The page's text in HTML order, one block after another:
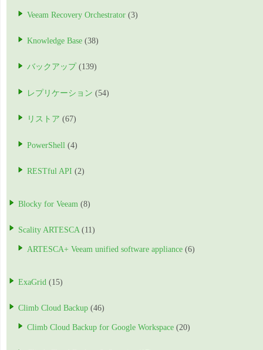
Veeam Recovery Orchestrator (3)
Knowledge Base (38)
バックアップ (139)
レプリケーション (54)
リストア (67)
PowerShell (4)
RESTful API (2)
Blocky for Veeam (8)
Scality ARTESCA (11)
ARTESCA+ Veeam unified software appliance (6)
ExaGrid (15)
Climb Cloud Backup (46)
Climb Cloud Backup for Google Workspace (20)